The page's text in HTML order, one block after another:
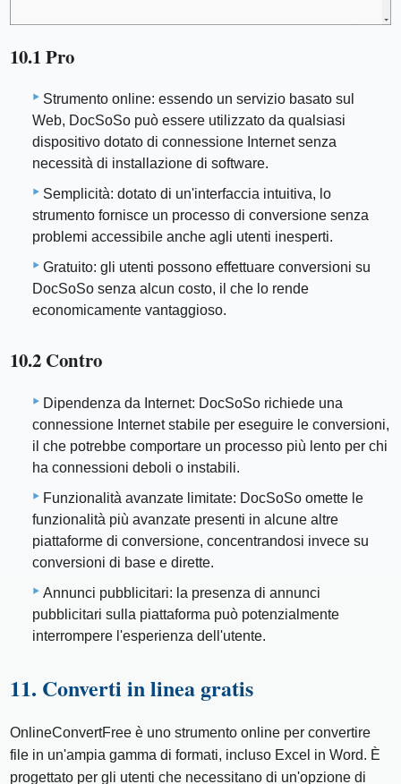
10.1 Pro
Strumento online: essendo un servizio basato sul
Web, DocSoSo può essere utilizzato da qualsiasi
dispositivo dotato di connessione Internet senza
necessità di installazione di software.
Semplicità: dotato di un'interfaccia intuitiva, lo
strumento fornisce un processo di conversione senza
problemi accessibile anche agli utenti inesperti.
Gratuito: gli utenti possono effettuare conversioni su
DocSoSo senza alcun costo, il che lo rende
economicamente vantaggioso.
10.2 Contro
Dipendenza da Internet: DocSoSo richiede una
connessione Internet stabile per eseguire le conversioni,
il che potrebbe comportare un processo più lento per chi
ha connessioni deboli o instabili.
Funzionalità avanzate limitate: DocSoSo omette le
funzionalità più avanzate presenti in alcune altre
piattaforme di conversione, concentrandosi invece su
conversioni di base e dirette.
Annunci pubblicitari: la presenza di annunci
pubblicitari sulla piattaforma può potenzialmente
interrompere l'esperienza dell'utente.
11. Converti in linea gratis
OnlineConvertFree è uno strumento online per convertire
file in un'ampia gamma di formati, incluso Excel in Word. È
progettato per gli utenti che necessitano di un'opzione di